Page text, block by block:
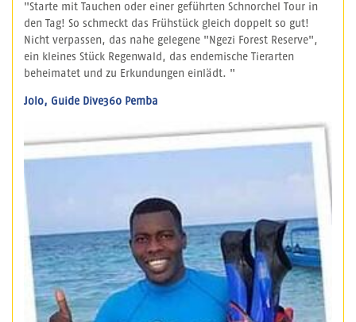
"Starte mit Tauchen oder einer geführten Schnorchel Tour in
den Tag! So schmeckt das Frühstück gleich doppelt so gut!
Nicht verpassen, das nahe gelegene "Ngezi Forest Reserve",
ein kleines Stück Regenwald, das endemische Tierarten
beheimatet und zu Erkundungen einlädt. "
Jolo, Guide Dive360 Pemba